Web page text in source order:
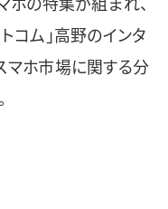
コム」高野のインタ
マホ市場に関する分